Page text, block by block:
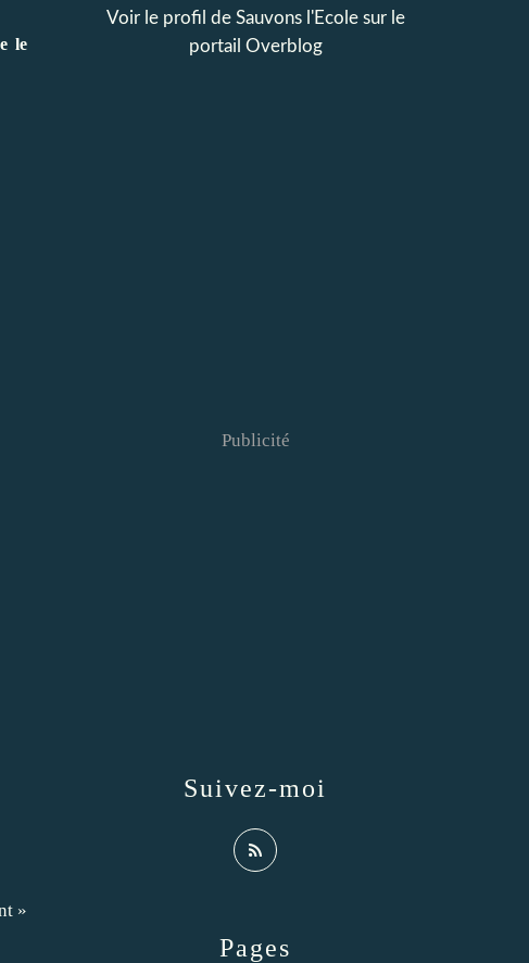
le
»
Pages
Voir le profil de Sauvons l'Ecolesur le
portail Overblog
Suivez-moi
Publicité